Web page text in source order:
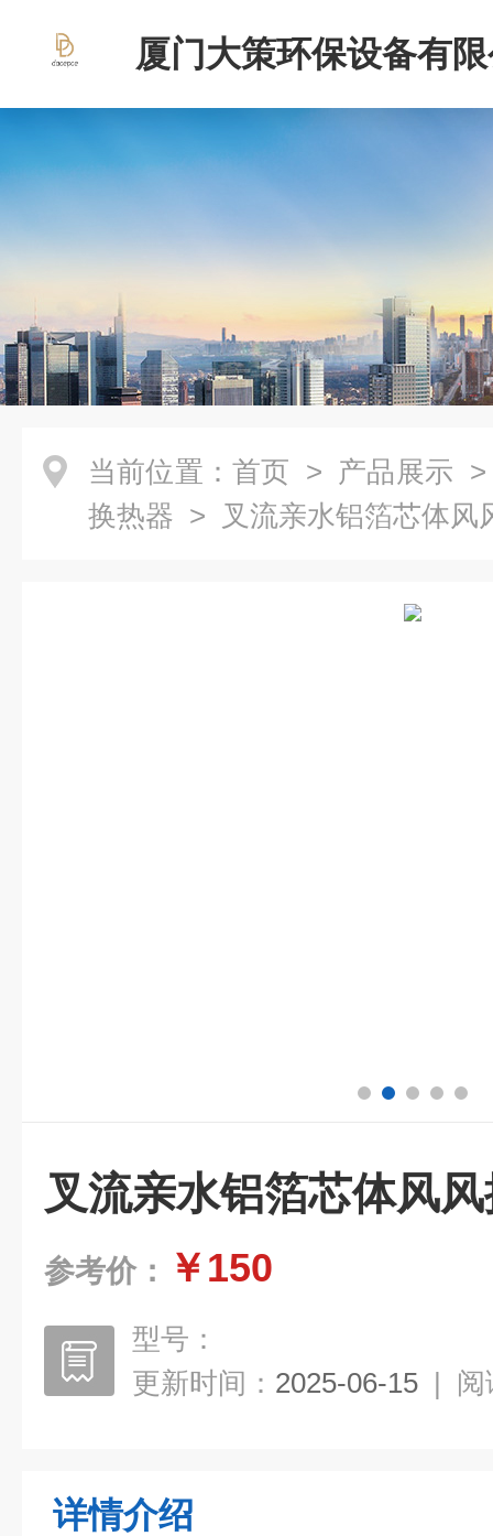
厦门大策环保设备有
当前位置： 首页 > 产品展示
换热器 > 叉流亲水铝箔芯体风
叉流亲水铝箔芯体风
参考价： ￥150
型号：
更新时间： 2025-06-15 | 阅
详情介绍